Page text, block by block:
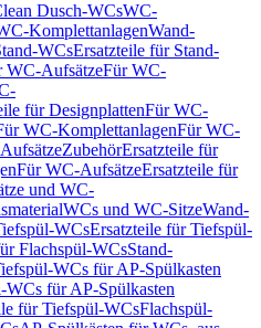
Dusch-WCsWC-
KomplettanlagenWand-
WCsErsatzteile für Stand-
WC-AufsätzeFür WC-
für DesignplattenFür WC-
WC-KomplettanlagenFür WC-
ZubehörErsatzteile für
Für WC-AufsätzeErsatzteile für
und WC-
WCs und WC-SitzeWand-
WCsErsatzteile für Tiefspül-
Flachspül-WCsStand-
WCs für AP-Spülkasten
für AP-Spülkasten
für Tiefspül-WCsFlachspül-